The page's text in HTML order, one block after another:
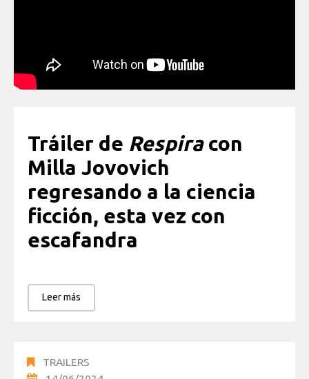
Tráiler de Respira con
Milla Jovovich
regresando a la ciencia
ficción, esta vez con
escafandra
Leer más
TRAILERS